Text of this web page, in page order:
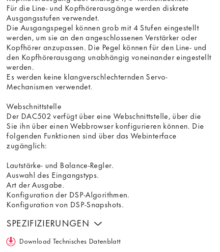
Für die Line- und Kopfhörerausgänge werden diskrete
Ausgangsstufen verwendet.
Die Ausgangspegel können grob mit 4 Stufen eingestellt
werden, um sie an den angeschlossenen Verstärker oder
Kopfhörer anzupassen. Die Pegel können für den Line- und
den Kopfhörerausgang unabhängig voneinander eingestellt
werden.
Es werden keine klangverschlechternden Servo-
Mechanismen verwendet.
Webschnittstelle
Der DAC502 verfügt über eine Webschnittstelle, über die
Sie ihn über einen Webbrowser konfigurieren können. Die
folgenden Funktionen sind über das Webinterface
zugänglich:
Lautstärke- und Balance-Regler.
Auswahl des Eingangstyps.
Art der Ausgabe.
Konfiguration der DSP-Algorithmen.
Konfiguration von DSP-Snapshots.
SPEZIFIZIERUNGEN
Download Technisches Datenblatt